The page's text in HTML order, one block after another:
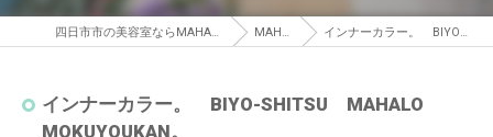
四日市市の美容室ならMAHALO MOKUYOUKAN【マハロ モクヨウカン】 MAHALO BLOG インナーカラー。 BIYO-SHITSU MAHALO MOKUYOUKAN。
インナーカラー。 BIYO-SHITSU MAHALO
MOKUYOUKAN。